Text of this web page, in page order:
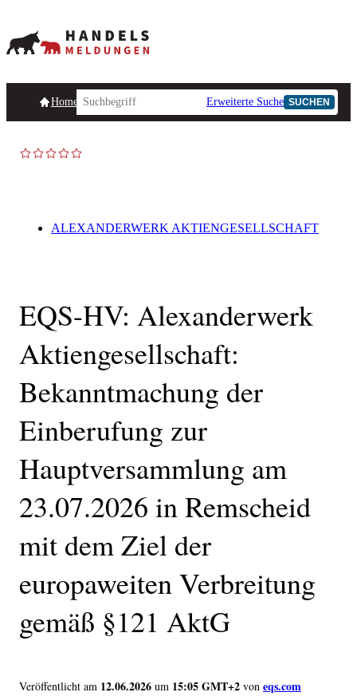
HomepageHandelsmeldungen Ad-Hoc-Meldungen
Erweiterte Suche SUCHEN
ALEXANDERWERK AKTIENGESELLSCHAFT
EQS-HV: Alexanderwerk
Aktiengesellschaft:
Bekanntmachung der
Einberufung zur
Hauptversammlung am
23.07.2026 in Remscheid
mit dem Ziel der
europaweiten Verbreitung
gemäß §121 AktG
Veröffentlicht am 12.06.2026 um 15:05 GMT+2 von eqs.com